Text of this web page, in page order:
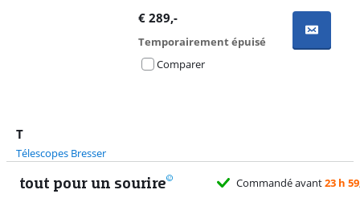
€ 289,-
Temporairement épuisé
Comparer
T
Télescopes Bresser
tout pour un sourire